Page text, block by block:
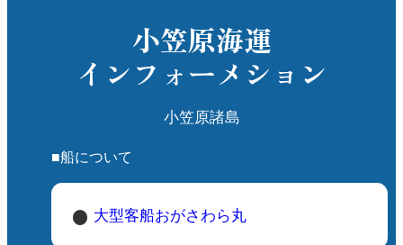
小笠原海運
インフォーメション
小笠原諸島
■船について
大型客船おがさわら丸